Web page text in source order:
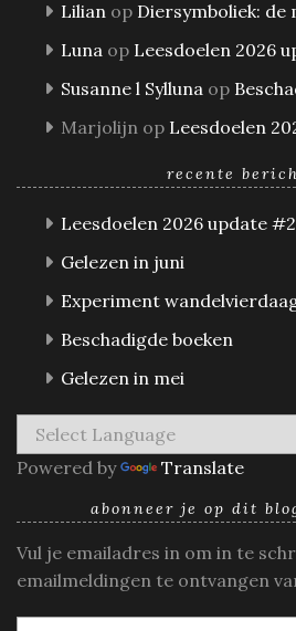
Lilian op Diersymboliek: de
Luna op Leesdoelen 2026
Susanne l Sylluna op
Marjolijn op Leesdoelen
recente
Leesdoelen 2026 update #2
Gelezen in juni
Experiment
Beschadigde boeken
Gelezen in mei
Powered by Translate
abonneer je op dit
Vul je emailadres in om in te
emailmeldingen te ontvangen